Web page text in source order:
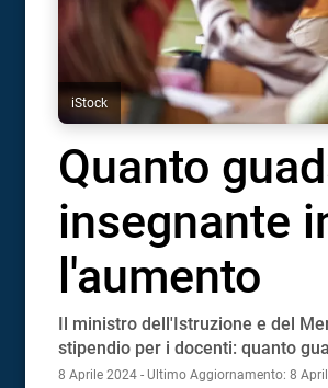
iStock
Quanto
insegnante
l'aumento
Il ministro dell'Istruzione e del
stipendio per i docenti: quanto
8 Aprile 2024 - Ultimo Aggiornamento: 8